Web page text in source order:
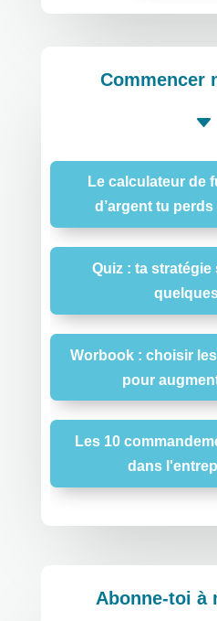
Commencer
C
Le calculateur de
d’argent tu
Quiz : ta stratégie
Worbook : choisir
pour
Les 10
dans
Abonne-toi à